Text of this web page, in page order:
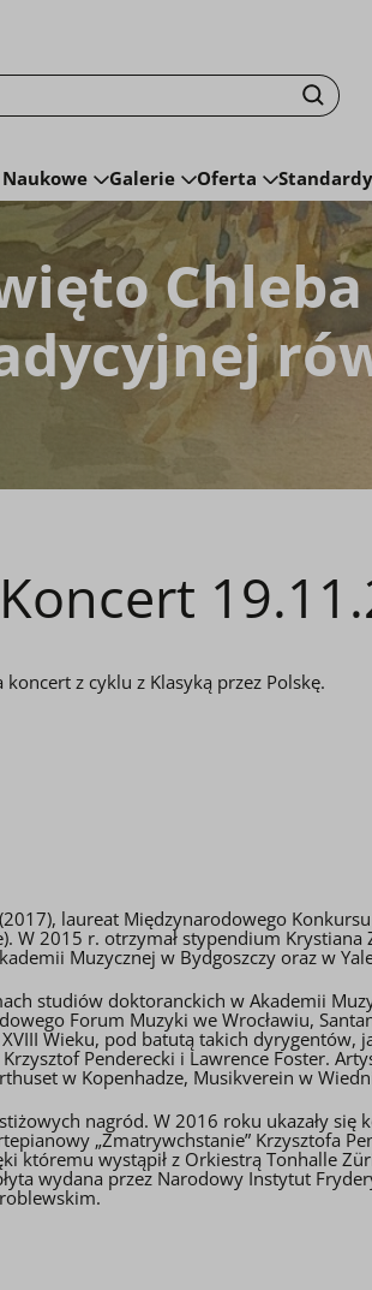
Szukaj
Galerie Oferta
z cyklu z Klasyką przez Polskę.
laureat Międzynarodowego
2015 r. otrzymał stypendium Krystiana
Muzycznej w Bydgoszczy oraz w
studiów doktoranckich w Akademii
Forum Muzyki we Wrocławiu,
Wieku, pod batutą takich dyrygentów,
Penderecki i Lawrence Foster.
w Kopenhadze, Musikverein w
nagród. W 2016 roku ukazały
„Zmatrywchstanie” Krzysztofa
któremu wystąpił z Orkiestrą Tonhalle
wydana przez Narodowy Instytut